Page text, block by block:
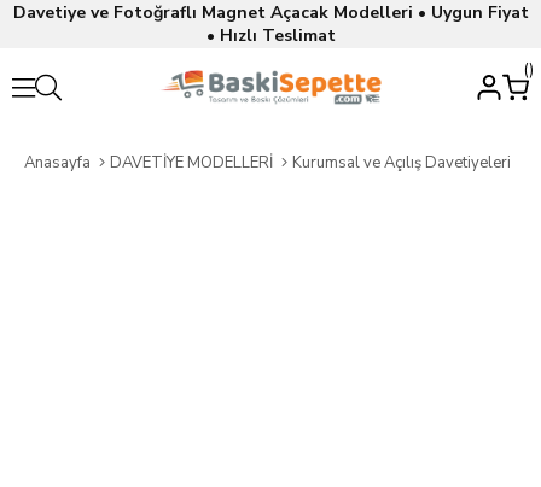
Davetiye ve Fotoğraflı Magnet Açacak Modelleri • Uygun Fiyat
• Hızlı Teslimat
Anasayfa DAVETİYE MODELLERİ Kurumsal ve Açılış Davetiyeleri